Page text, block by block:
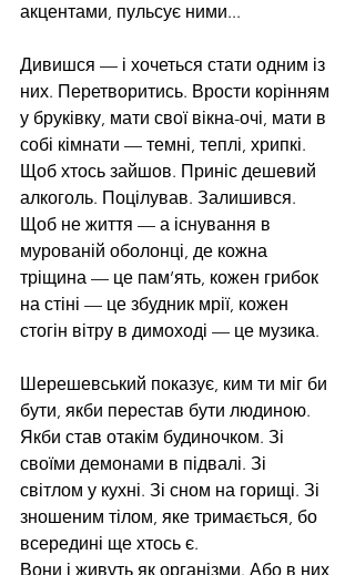
акцентами, пульсує ними...
Дивишся — і хочеться стати одним із
них. Перетворитись. Врости корінням
у бруківку, мати свої вікна-очі, мати в
собі кімнати — темні, теплі, хрипкі.
Щоб хтось зайшов. Приніс дешевий
алкоголь. Поцілував. Залишився.
Щоб не життя — а існування в
мурованій оболонці, де кожна
тріщина — це пам’ять, кожен грибок
на стіні — це збудник мрії, кожен
стогін вітру в димоході — це музика.
Шерешевський показує, ким ти міг би
бути, якби перестав бути людиною.
Якби став отакім будиночком. Зі
своїми демонами в підвалі. Зі
світлом у кухні. Зі сном на горищі. Зі
зношеним тілом, яке тримається, бо
всередині ще хтось є.
Вони і живуть як організми. Або в них